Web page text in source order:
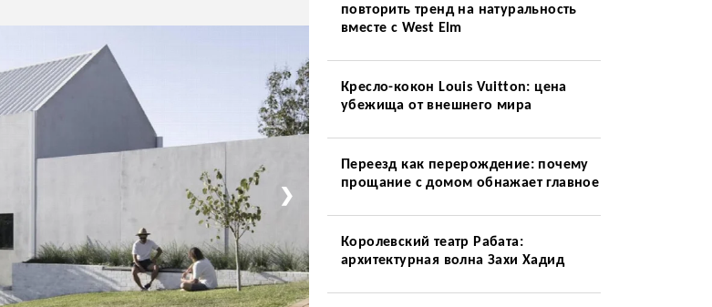
❯
повторить тренд на натуральность
вместе с West Elm
Кресло-кокон Louis Vuitton: цена
убежища от внешнего мира
Переезд как перерождение: почему
прощание с домом обнажает главное
Королевский театр Рабата:
архитектурная волна Захи Хадид